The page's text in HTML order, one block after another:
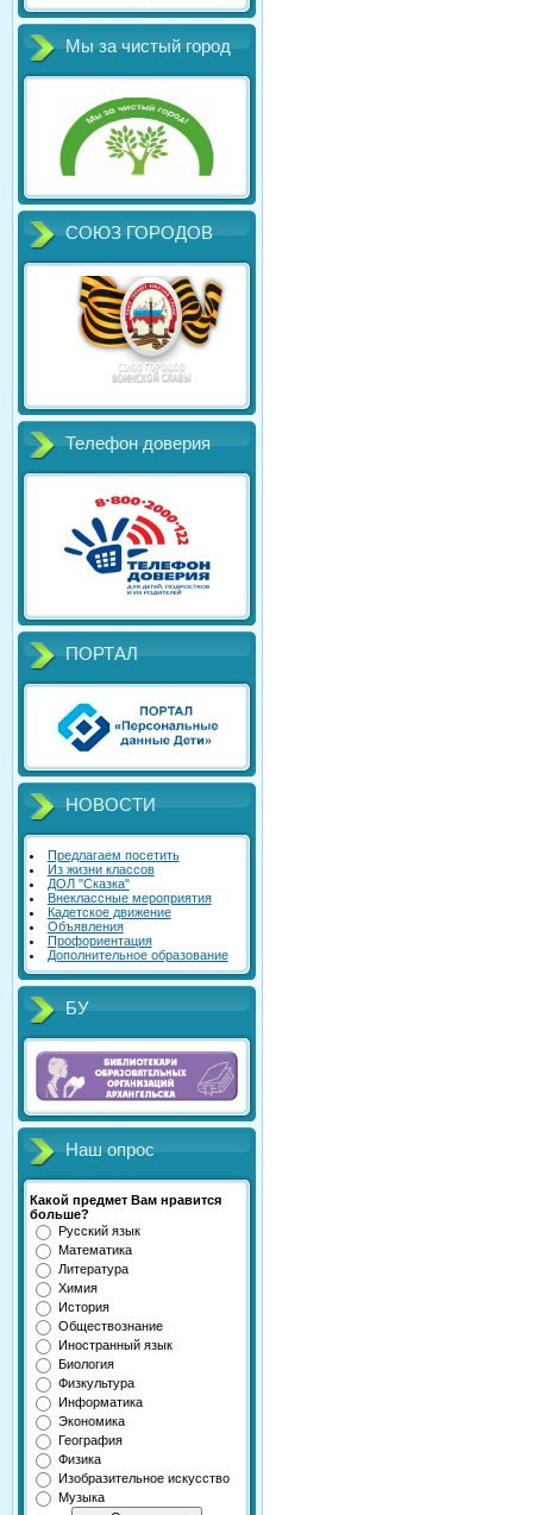
Мы за чистый город
СОЮЗ ГОРОДОВ
Телефон доверия
ПОРТАЛ
НОВОСТИ
Предлагаем посетить
Из жизни классов
ДОЛ "Сказка"
Внеклассные мероприятия
Кадетское движение
Объявления
Профориентация
Дополнительное образование
БУ
Наш опрос
Какой предмет Вам нравится
больше?
Русский язык
Математика
Литература
Химия
История
Обществознание
Иностранный язык
Биология
Физкультура
Информатика
Экономика
География
Физика
Изобразительное искусство
Музыка